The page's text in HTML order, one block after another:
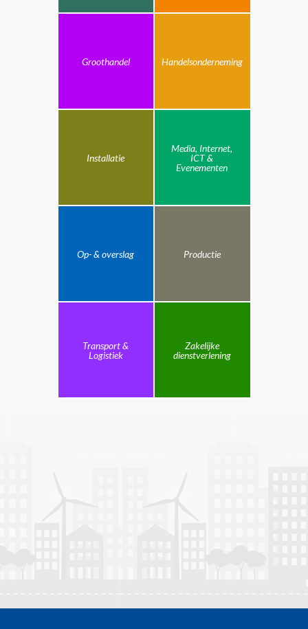
Groothandel Handelsonderneming
Installatie
Media, Internet,
ICT &
Evenementen
Op- & overslag Productie
Transport &
Logistiek
Zakelijke
dienstverlening